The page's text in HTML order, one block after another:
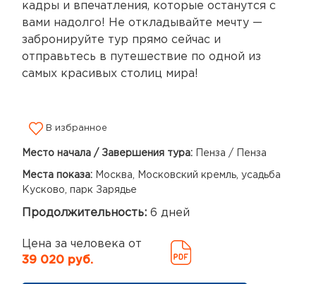
кадры и впечатления, которые останутся с
вами надолго! Не откладывайте мечту —
забронируйте тур прямо сейчас и
отправьтесь в путешествие по одной из
самых красивых столиц мира!
В избранное
Место начала / Завершения тура: Пенза / Пенза
Места показа: Москва, Московский кремль, усадьба
Кусково, парк Зарядье
Продолжительность: 6 дней
Цена за человека от
39 020 руб.